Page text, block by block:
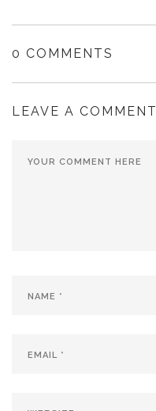
nueva) nueva)
0 COMMENTS
LEAVE A COMMENT